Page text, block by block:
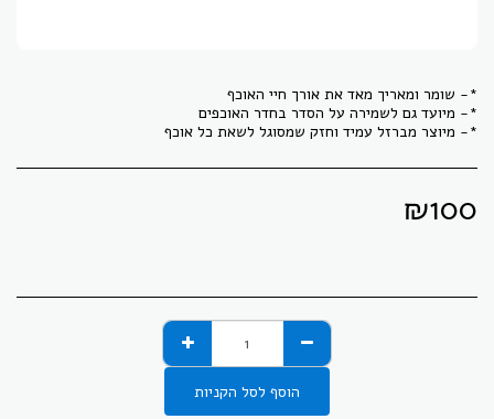
*- מיוצר מברזל עמיד וחזק שמסוגל לשאת כל אוכף
₪100
הוסף לסל הקניות